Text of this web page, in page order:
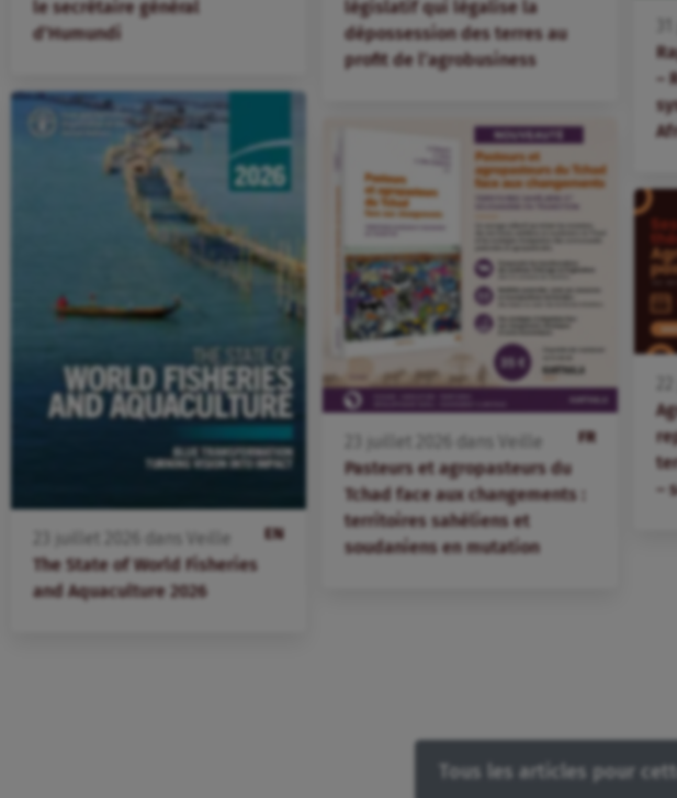
le secrétaire général
d’Humundi
législatif qui légalise la
dépossession des terres au
profit de l’agrobusiness
–
EN
juillet dans
Veille
The State of World Fisheries
and Aquaculture 2026
FR
juillet dans
Veille
Pasteurs et agropasteurs du
Tchad face aux changements :
territoires sahéliens et
soudaniens en mutation
–
Tous les articles pour